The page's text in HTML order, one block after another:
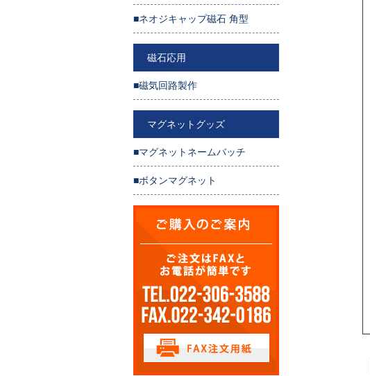
■ネオジキャップ磁石 角型
磁石応用
■磁気回路製作
マグネットグッズ
■マグネットネームバッチ
■ボタンマグネット